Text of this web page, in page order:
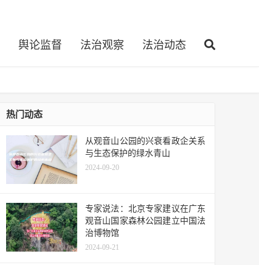
舆论监督 法治观察 法治动态
热门动态
从观音山公园的兴衰看政企关系
与生态保护的绿水青山
2024-09-20
专家说法：北京专家建议在广东
观音山国家森林公园建立中国法
治博物馆
2024-09-21